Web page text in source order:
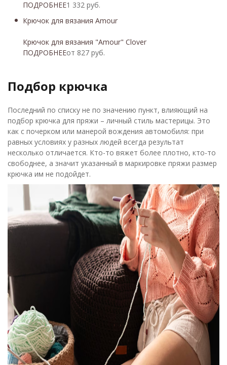
ПОДРОБНЕЕ1 332 руб.
Крючок для вязания Amour
Крючок для вязания "Amour" Clover
ПОДРОБНЕЕот 827 руб.
Подбор крючка
Последний по списку не по значению пункт, влияющий на
подбор крючка для пряжи – личный стиль мастерицы. Это
как с почерком или манерой вождения автомобиля: при
равных условиях у разных людей всегда результат
несколько отличается. Кто-то вяжет более плотно, кто-то
свободнее, а значит указанный в маркировке пряжи размер
крючка им не подойдет.